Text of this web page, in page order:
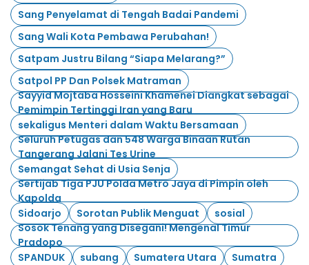
Sang Penyelamat di Tengah Badai Pandemi
Sang Wali Kota Pembawa Perubahan!
Satpam Justru Bilang “Siapa Melarang?”
Satpol PP Dan Polsek Matraman
Sayyid Mojtaba Hosseini Khamenei Diangkat sebagai
Pemimpin Tertinggi Iran yang Baru
sekaligus Menteri dalam Waktu Bersamaan
Seluruh Petugas dan 548 Warga Binaan Rutan
Tangerang Jalani Tes Urine
Semangat Sehat di Usia Senja
Sertijab Tiga PJU Polda Metro Jaya di Pimpin oleh
Kapolda
Sidoarjo
Sorotan Publik Menguat
sosial
Sosok Tenang yang Disegani! Mengenal Timur
Pradopo
SPANDUK
subang Sumatera Utara
Sumatra